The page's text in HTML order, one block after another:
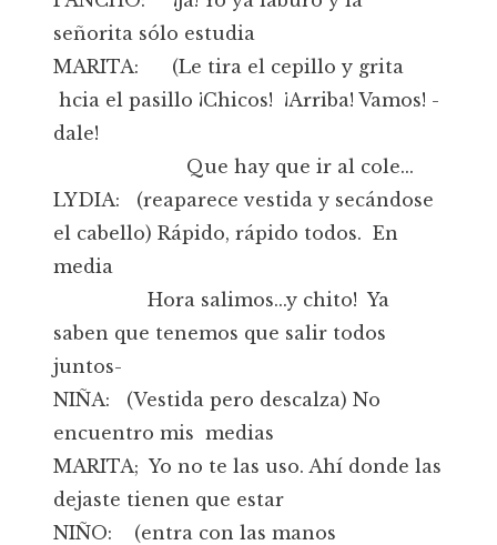
señorita sólo estudia
MARITA: (Le tira el cepillo y grita
hcia el pasillo ¡Chicos! ¡Arriba! Vamos! -
dale!
Que hay que ir al cole...
LYDIA: (reaparece vestida y secándose
el cabello) Rápido, rápido todos. En
media
Hora salimos...y chito! Ya
saben que tenemos que salir todos
juntos-
NIÑA: (Vestida pero descalza) No
encuentro mis medias
MARITA; Yo no te las uso. Ahí donde las
dejaste tienen que estar
NIÑO: (entra con las manos